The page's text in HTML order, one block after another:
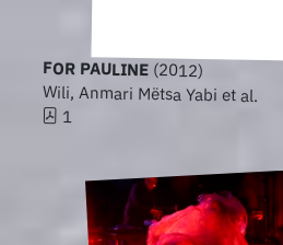
FOR PAULINE (2012)
Wili, Anmari Mëtsa Yabi et al.
1